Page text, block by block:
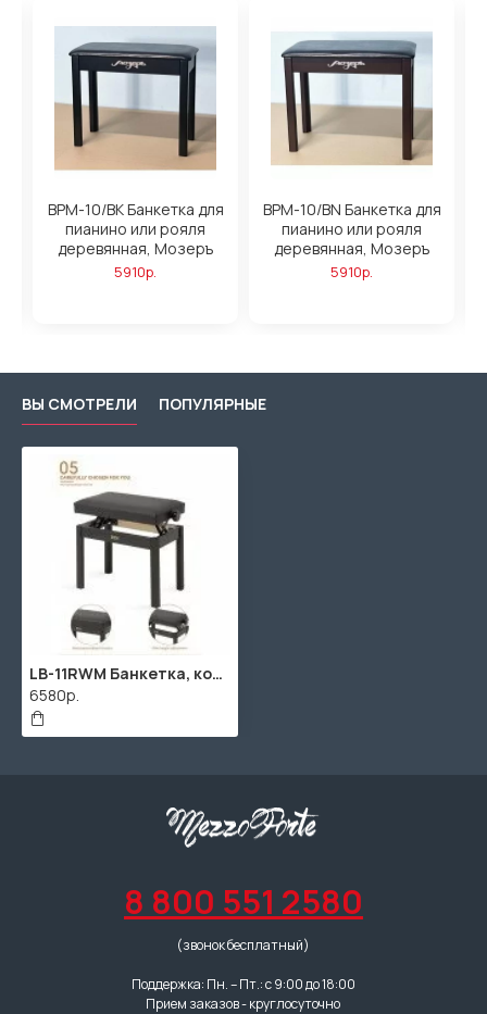
BPM-10/BK Банкетка для
пианино или рояля
деревянная, Мозеръ
5910р.
BPM-10/BN Банкетка для
пианино или рояля
деревянная, Мозеръ
5910р.
ВЫ СМОТРЕЛИ ПОПУЛЯРНЫЕ
LB-11RWM Банкетка, коричневая, искусственная кожа, Rin
6580р.
8 800 551 2580
(звонок бесплатный)
Поддержка: Пн. – Пт.: с 9:00 до 18:00
Прием заказов - круглосуточно